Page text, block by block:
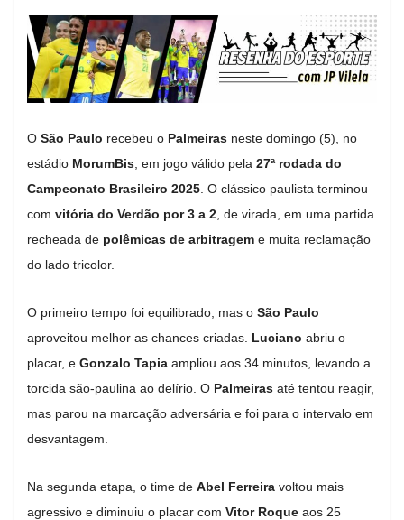
O São Paulo recebeu o Palmeiras neste domingo (5), no
estádio MorumBis , em jogo válido pela 27ª rodada do
Campeonato Brasileiro 2025 . O clássico paulista terminou
com vitória do Verdão por 3 a 2 , de virada, em uma partida
recheada de polêmicas de arbitragem e muita reclamação
do lado tricolor.
O primeiro tempo foi equilibrado, mas o São Paulo
aproveitou melhor as chances criadas. Luciano abriu o
placar, e Gonzalo Tapia ampliou aos 34 minutos, levando a
torcida são-paulina ao delírio. O Palmeiras até tentou reagir,
mas parou na marcação adversária e foi para o intervalo em
desvantagem.
Na segunda etapa, o time de Abel Ferreira voltou mais
agressivo e diminuiu o placar com Vitor Roque aos 25